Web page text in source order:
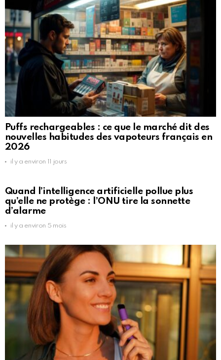
Puffs rechargeables : ce que le marché dit des
nouvelles habitudes des vapoteurs français en
2026
il y a environ 11 jours
Quand l’intelligence artificielle pollue plus
qu’elle ne protège : l’ONU tire la sonnette
d’alarme
il y a environ 5 mois